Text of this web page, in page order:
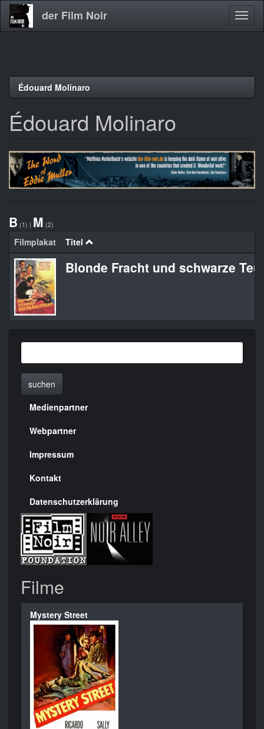
Direkt
der Film Noir
Édouard Molinaro
Édouard Molinaro
B (1) | M (2)
Filmplakat Titel
Blonde Fracht und schwarze
suchen
Menülinks
rechte
Seite
Medienpartner
Webpartner
Impressum
Kontakt
Datenschutzerklärung
Filme
Mystery Street